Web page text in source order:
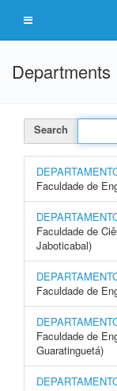
Departments
Search
Faculdade de
Faculdade de
Jaboticabal)
Faculdade de
Faculdade de
Guaratinguetá)